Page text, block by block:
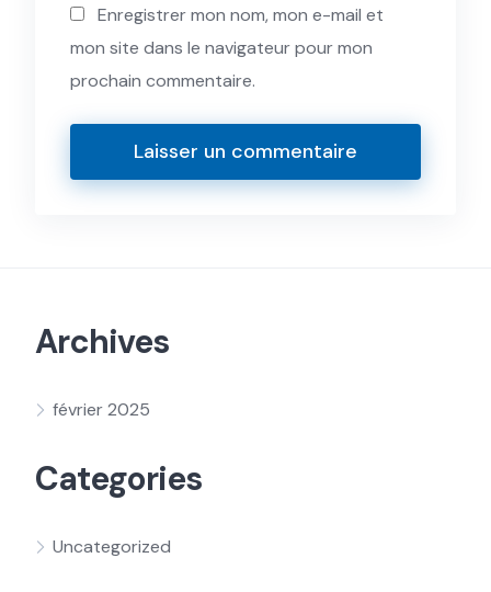
Enregistrer mon nom, mon e-mail et
mon site dans le navigateur pour mon
prochain commentaire.
Archives
février 2025
Categories
Uncategorized